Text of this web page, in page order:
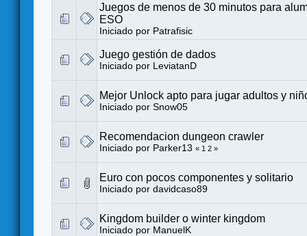
Juegos de menos de 30 minutos para
ESO
Iniciado por Patrafisic
Juego gestión de dados
Iniciado por LeviatanD
Mejor Unlock apto para jugar adultos y
Iniciado por Snow05
Recomendacion dungeon crawler
Iniciado por Parker13 « 1 2 »
Euro con pocos componentes y solitario
Iniciado por davidcaso89
Kingdom builder o winter kingdom
Iniciado por ManuelK